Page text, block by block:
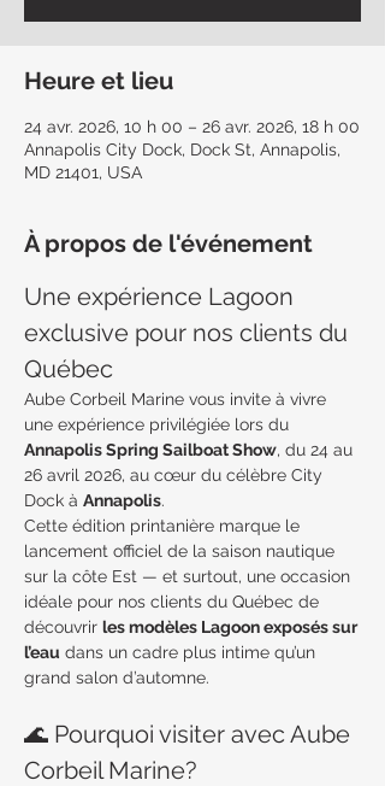
Heure et lieu
24 avr. 2026, 10 h 00 – 26 avr. 2026, 18 h 00
Annapolis City Dock, Dock St, Annapolis,
MD 21401, USA
À propos de l'événement
Une expérience Lagoon
exclusive pour nos clients du
Québec
Aube Corbeil Marine vous invite à vivre
une expérience privilégiée lors du
Annapolis Spring Sailboat Show, du 24 au
26 avril 2026, au cœur du célèbre City
Dock à Annapolis.
Cette édition printanière marque le
lancement officiel de la saison nautique
sur la côte Est — et surtout, une occasion
idéale pour nos clients du Québec de
découvrir les modèles Lagoon exposés sur
l’eau dans un cadre plus intime qu’un
grand salon d’automne.
🌊 Pourquoi visiter avec Aube
Corbeil Marine?